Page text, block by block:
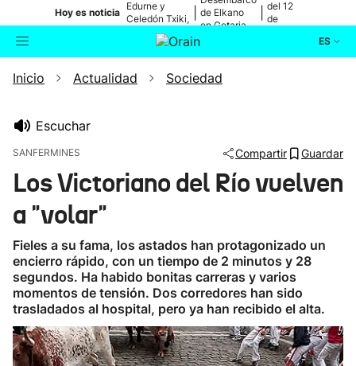
Hoy es noticia
Edurne y
Celedón Txiki,
en directo
de Elkano
en Getaria
del 12
de
ES
Buscador Actualidad
Eguraldia
Inicio Actualidad Sociedad
Escuchar
SANFERMINES Compartir Guardar
Los Victoriano del Río vuelven
a "volar"
Fieles a su fama, los astados han protagonizado un
encierro rápido, con un tiempo de 2 minutos y 28
segundos. Ha habido bonitas carreras y varios
momentos de tensión. Dos corredores han sido
trasladados al hospital, pero ya han recibido el alta.